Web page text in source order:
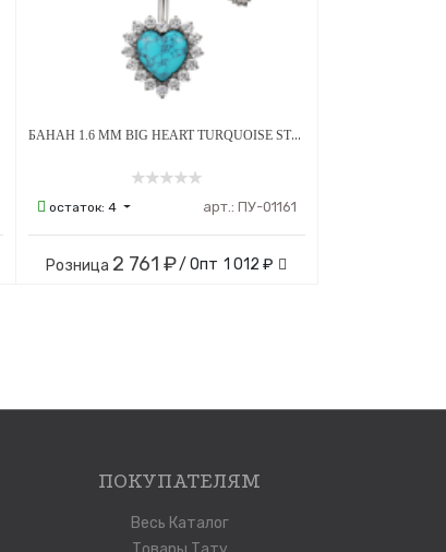
БАНАН 1.6 ММ BIG HEART TURQUOISE STEEL CRYSTAL ВНУТРЕННЯЯ РЕЗЬБА ТИТАН
остаток: 4 арт.: ПУ-01161
Розница 2 761 ₽/ Опт 1 012 ₽
ПОКУПАТЕЛЯМ
Весь Каталог